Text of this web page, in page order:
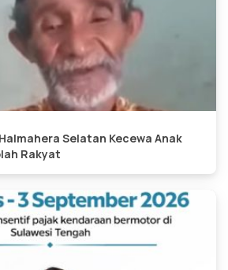
Selatan Kecewa Anak
Rakyat